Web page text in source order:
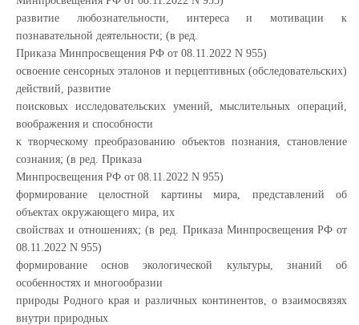
развитие любознательности, интереса и мотивации к
познавательной деятельности; (в ред.
Приказа Минпросвещения РФ от 08.11.2022 N 955)
освоение сенсорных эталонов и перцептивных (обследовательских)
действий, развитие
поисковых исследовательских умений, мыслительных операций,
воображения и способности
к творческому преобразованию объектов познания, становление
сознания; (в ред. Приказа
Минпросвещения РФ от 08.11.2022 N 955)
формирование целостной картины мира, представлений об
объектах окружающего мира, их
свойствах и отношениях; (в ред. Приказа Минпросвещения РФ от
08.11.2022 N 955)
формирование основ экологической культуры, знаний об
особенностях и многообразии
природы Родного края и различных континентов, о взаимосвязях
внутри природных